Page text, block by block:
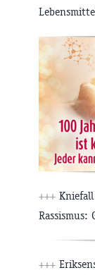
+++
+++